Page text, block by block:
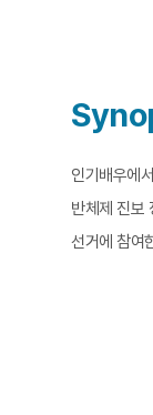
인기배우에
반체제 진보
선거에 참여